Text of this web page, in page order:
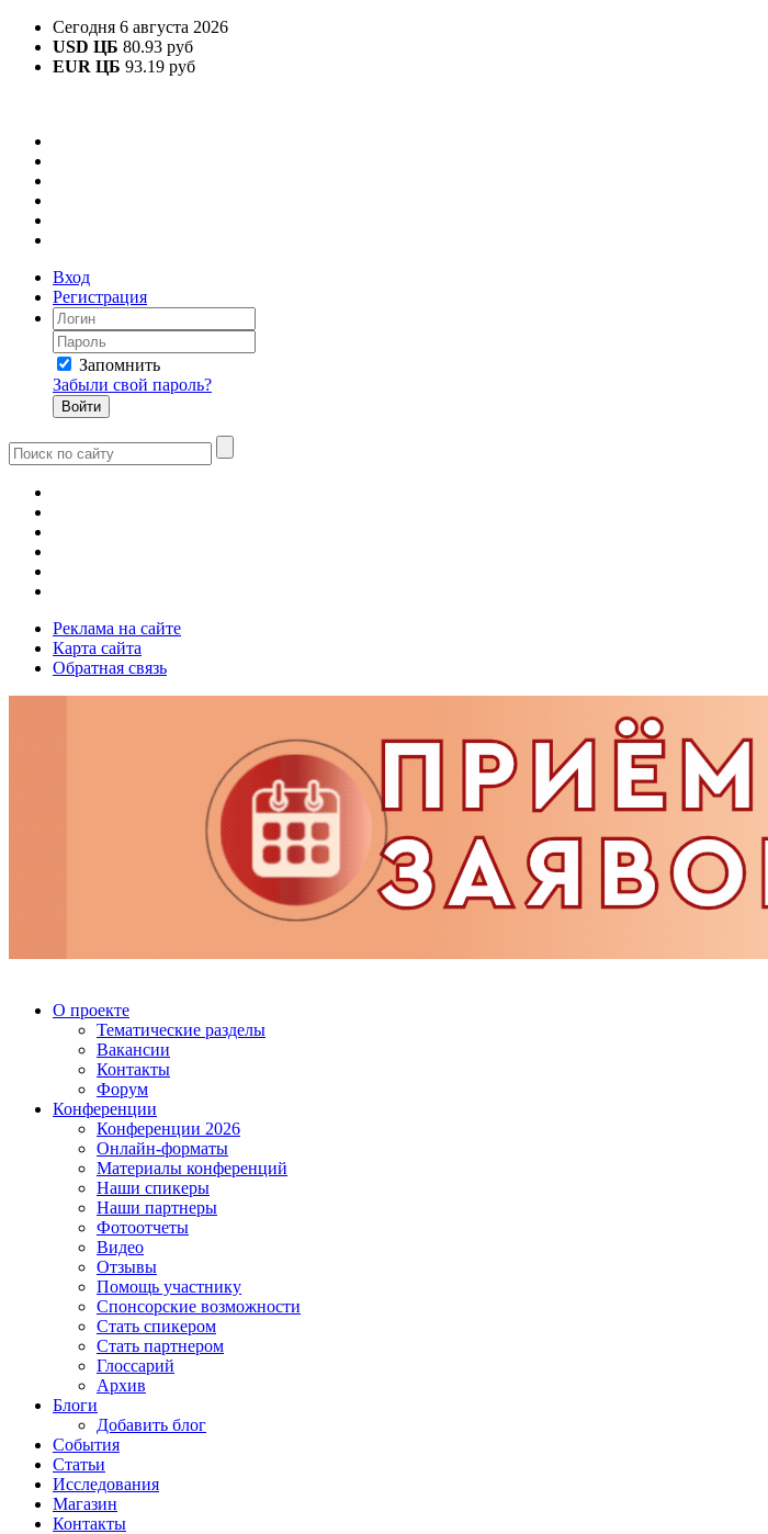
Сегодня 6 августа 2026
USD ЦБ 80.93 руб
EUR ЦБ 93.19 руб
Вход
Регистрация
Запомнить
Забыли свой пароль?
Реклама на сайте
Карта сайта
Обратная связь
О проекте
Тематические разделы
Вакансии
Контакты
Форум
Конференции
Конференции 2026
Онлайн-форматы
Материалы конференций
Наши спикеры
Наши партнеры
Фотоотчеты
Видео
Отзывы
Помощь участнику
Спонсорские возможности
Стать спикером
Стать партнером
Глоссарий
Архив
Блоги
Добавить блог
События
Статьи
Исследования
Магазин
Контакты